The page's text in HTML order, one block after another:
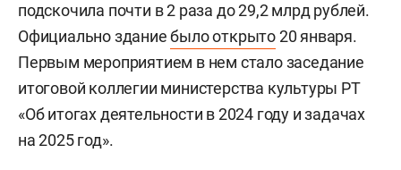
подскочила почти в 2 раза до 29,2 млрд рублей.
Официально зданиебыло открыто20 января.
Первым мероприятием в нем стало заседание
итоговой коллегии министерства культуры РТ
«Об итогах деятельности в 2024 году и задачах
на 2025 год».